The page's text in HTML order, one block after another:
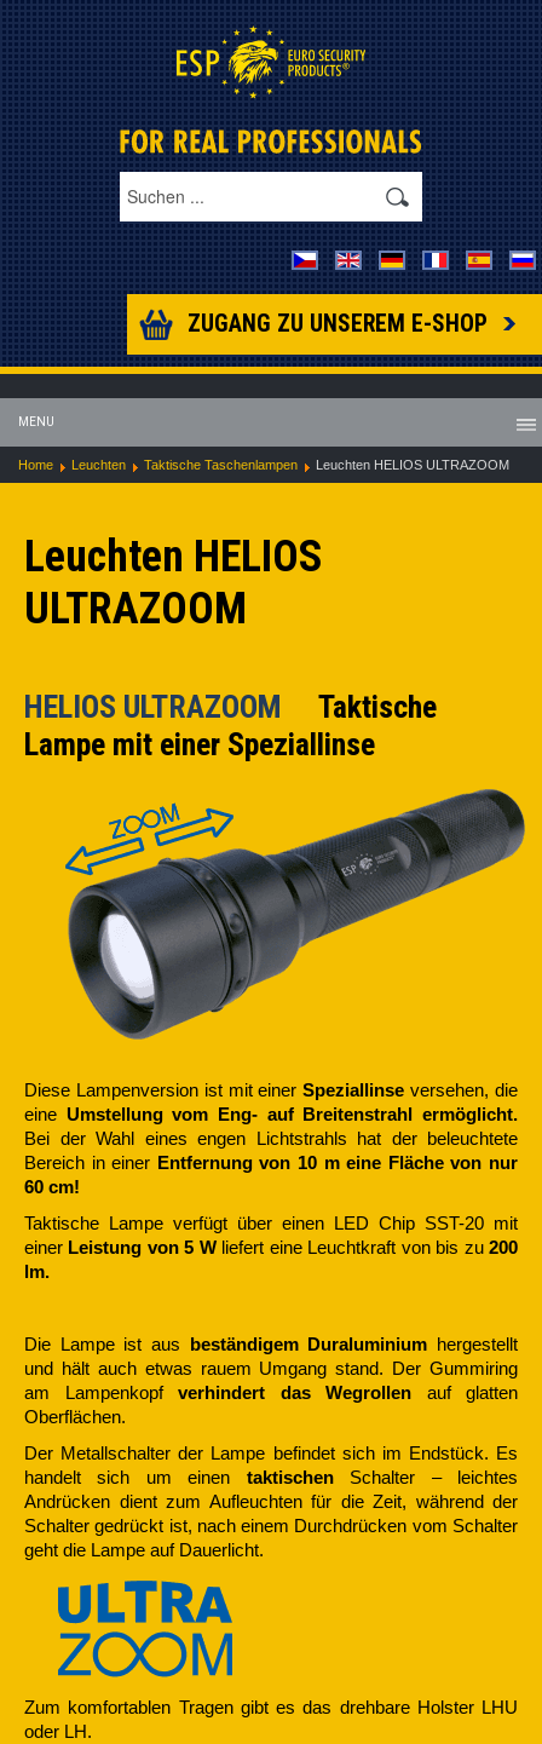
ZUGANG ZU UNSEREM E-SHOP
MENU
Home Leuchten Taktische Taschenlampen Leuchten HELIOS ULTRAZOOM
Leuchten HELIOS
ULTRAZOOM
HELIOS ULTRAZOOM Taktische
Lampe mit einer Speziallinse
Diese Lampenversion ist mit einerSpeziallinse versehen, die
eine Umstellung vom Eng- auf Breitenstrahl ermöglicht.
Bei der Wahl eines engen Lichtstrahls hat der beleuchtete
Bereich in einer Entfernung von 10 m eine Fläche von nur
60 cm!
Taktische Lampe verfügt über einen LED Chip SST-20 mit
einer Leistung von 5 Wliefert eine Leuchtkraft von bis zu200
lm.
Die Lampe ist aus beständigem Duraluminium hergestellt
und hält auch etwas rauem Umgang stand. Der Gummiring
am Lampenkopf verhindert das Wegrollen auf glatten
Oberflächen.
Der Metallschalter der Lampe befindet sich im Endstück. Es
handelt sich um einen taktischenSchalter – leichtes
Andrücken dient zum Aufleuchten für die Zeit, während der
Schalter gedrückt ist, nach einem Durchdrücken vom Schalter
geht die Lampe auf Dauerlicht.
Zum komfortablen Tragen gibt es das drehbare Holster LHU
oder LH.